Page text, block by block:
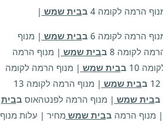
הרמה לקומה 4 בבית שמש |
הרמה לקומה 6 בבית שמש | מנוף
לקומה 8 בבית שמש | מנוף הרמה
10 בבית שמש | מנוף הרמה לקומה
בבית שמש | מנוף הרמה לקומה 13
בבית שמש | מנוף הרמה לפנטהאוס בבית
| מנוף הרמה בבית שמש מחיר | עלות מנוף